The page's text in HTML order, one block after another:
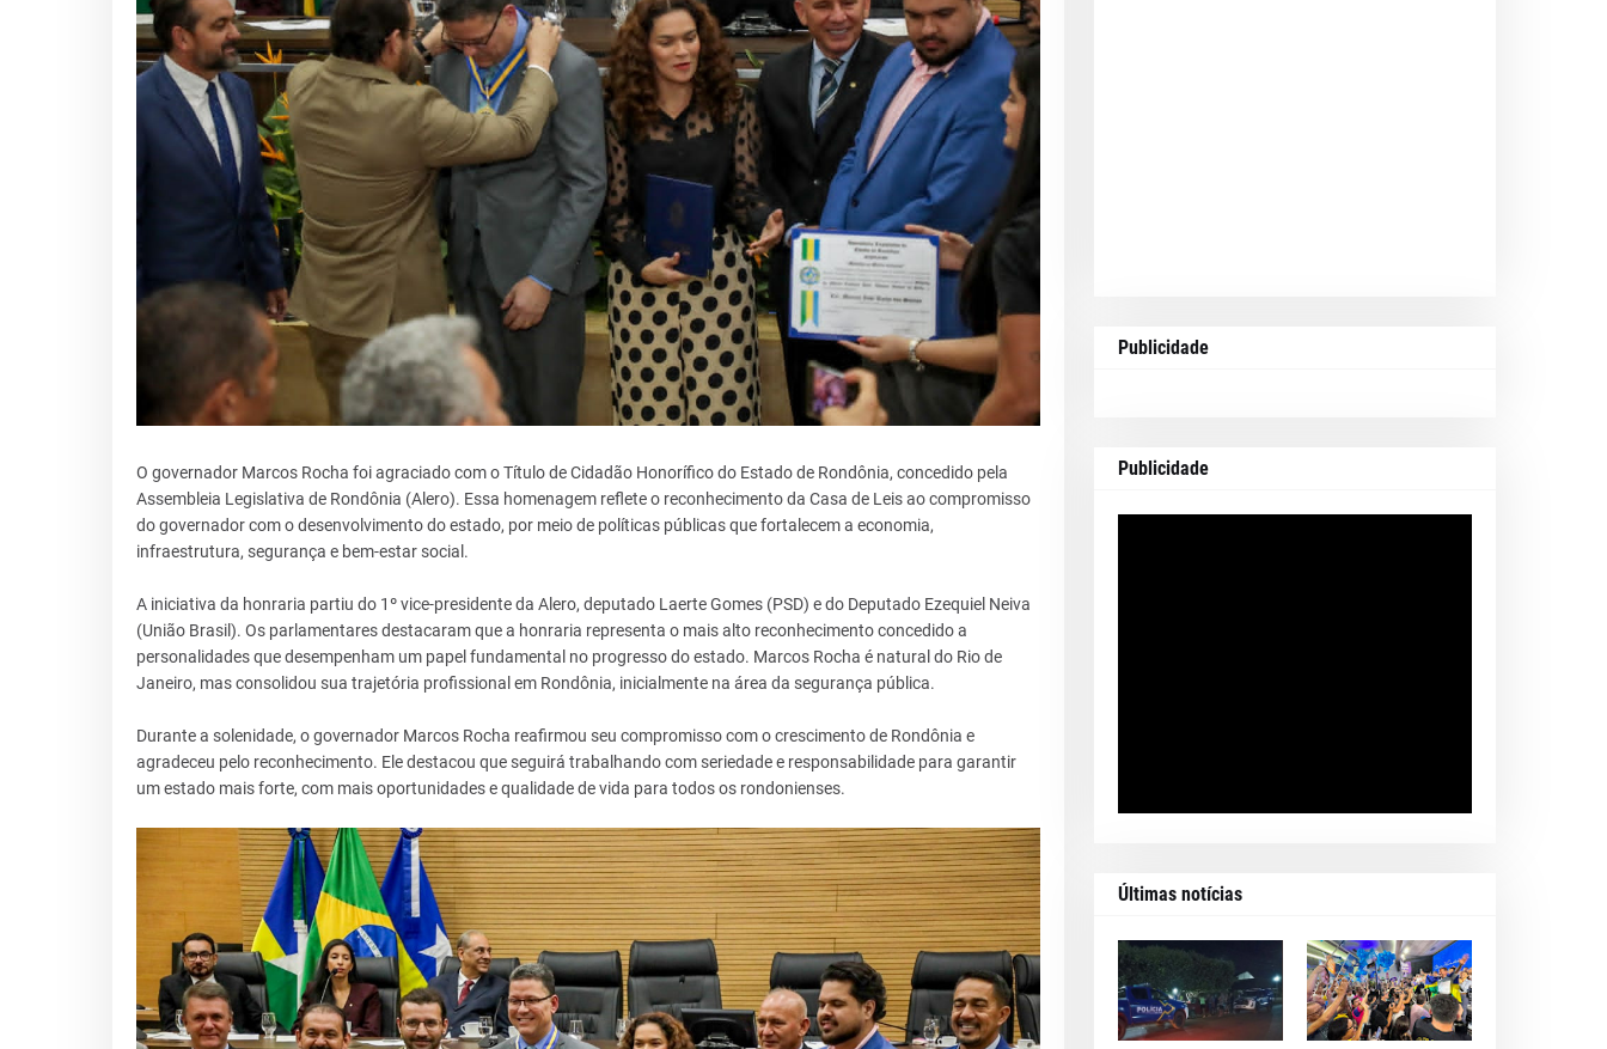
O governador Marcos Rocha foi agraciado com o Título de Cidadão Honorífico do Estado de Rondônia, concedido pela
Assembleia Legislativa de Rondônia (Alero). Essa homenagem reflete o reconhecimento da Casa de Leis ao compromisso
do governador com o desenvolvimento do estado, por meio de políticas públicas que fortalecem a economia,
infraestrutura, segurança e bem-estar social.
A iniciativa da honraria partiu do 1º vice-presidente da Alero, deputado Laerte Gomes (PSD) e do Deputado Ezequiel Neiva
(União Brasil). Os parlamentares destacaram que a honraria representa o mais alto reconhecimento concedido a
personalidades que desempenham um papel fundamental no progresso do estado. Marcos Rocha é natural do Rio de
Janeiro, mas consolidou sua trajetória profissional em Rondônia, inicialmente na área da segurança pública.
Durante a solenidade, o governador Marcos Rocha reafirmou seu compromisso com o crescimento de Rondônia e
agradeceu pelo reconhecimento. Ele destacou que seguirá trabalhando com seriedade e responsabilidade para garantir
um estado mais forte, com mais oportunidades e qualidade de vida para todos os rondonienses.
Publicidade
Publicidade
Últimas notícias